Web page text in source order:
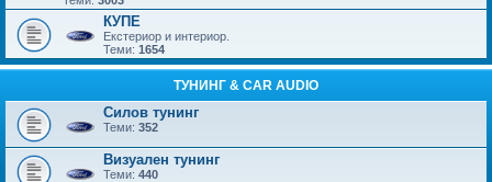
КУПЕ
Екстериор и интериор.
Теми: 1654
ТУНИНГ & CAR AUDIO
Силов тунинг
Теми: 352
Визуален тунинг
Теми: 440